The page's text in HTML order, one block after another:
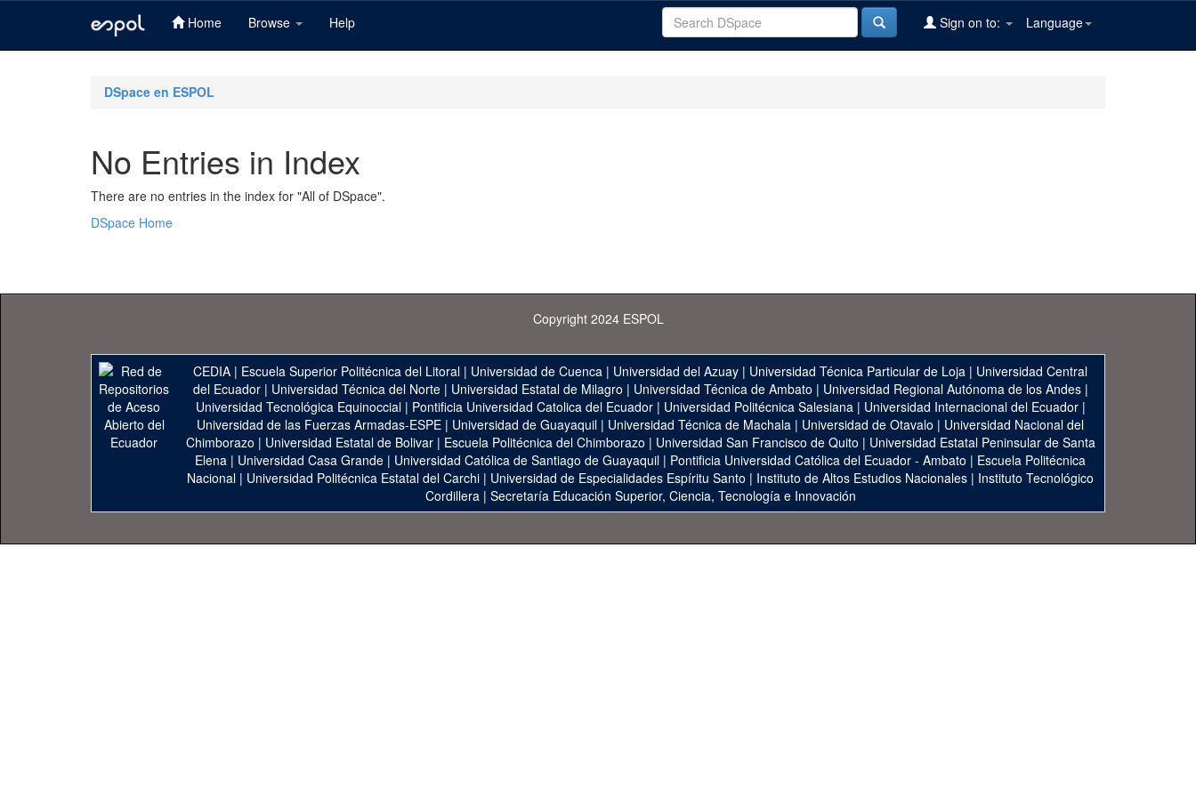
Home Browse Help Language
Sign on to:
DSpace en ESPOL
No Entries in Index
There are no entries in the index for "All of DSpace".
DSpace Home
Copyright 2024 ESPOL
CEDIA | Escuela Superior Politécnica del Litoral | Universidad de Cuenca | Universidad del Azuay | Universidad Técnica Particular de Loja | Universidad Central
del Ecuador| Universidad Técnica del Norte| Universidad Estatal de Milagro | Universidad Técnica de Ambato | Universidad Regional Autónoma de los Andes|
Universidad Tecnológica Equinoccial| Pontificia Universidad Catolica del Ecuador| Universidad Politécnica Salesiana| Universidad Internacional del Ecuador|
Universidad de las Fuerzas Armadas-ESPE | Universidad de Guayaquil | Universidad Técnica de Machala | Universidad de Otavalo | Universidad Nacional del
Chimborazo | Universidad Estatal de Bolivar| Escuela Politécnica del Chimborazo | Universidad San Francisco de Quito | Universidad Estatal Peninsular de Santa
Elena | Universidad Casa Grande | Universidad Católica de Santiago de Guayaquil | Pontificia Universidad Católica del Ecuador - Ambato | Escuela Politécnica
Nacional | Universidad Politécnica Estatal del Carchi | Universidad de Especialidades Espíritu Santo | Instituto de Altos Estudios Nacionales | Instituto Tecnológico
Cordillera| Secretaría Educación Superior, Ciencia, Tecnología e Innovación